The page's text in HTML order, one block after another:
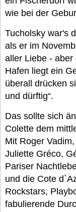
wie bei der
Tucholsky war's
als er im
aller Liebe - aber
Hafen liegt ein
überall drücken
und dürftig“.
Das sollte sich
Colette dem
Mit Roger
Juliette Gréco,
Pariser
und die Cote
Rockstars,
fabulierende